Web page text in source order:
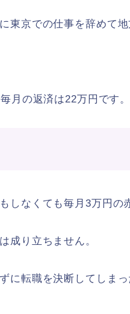
東京での仕事を辞めて地
月の返済は22万円です。
しなくても毎月3万円の
成り立ちません。
に転職を決断してしまっ